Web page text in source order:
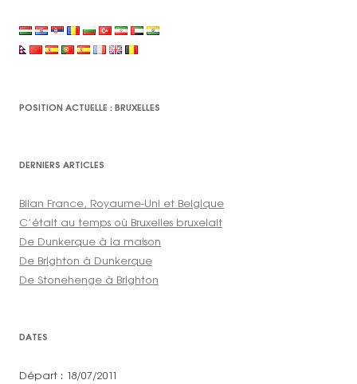
POSITION ACTUELLE : BRUXELLES
DERNIERS ARTICLES
Bilan France, Royaume-Uni et Belgique
C’était au temps où Bruxelles bruxelait
De Dunkerque à la maison
De Brighton à Dunkerque
De Stonehenge à Brighton
DATES
Départ : 18/07/2011